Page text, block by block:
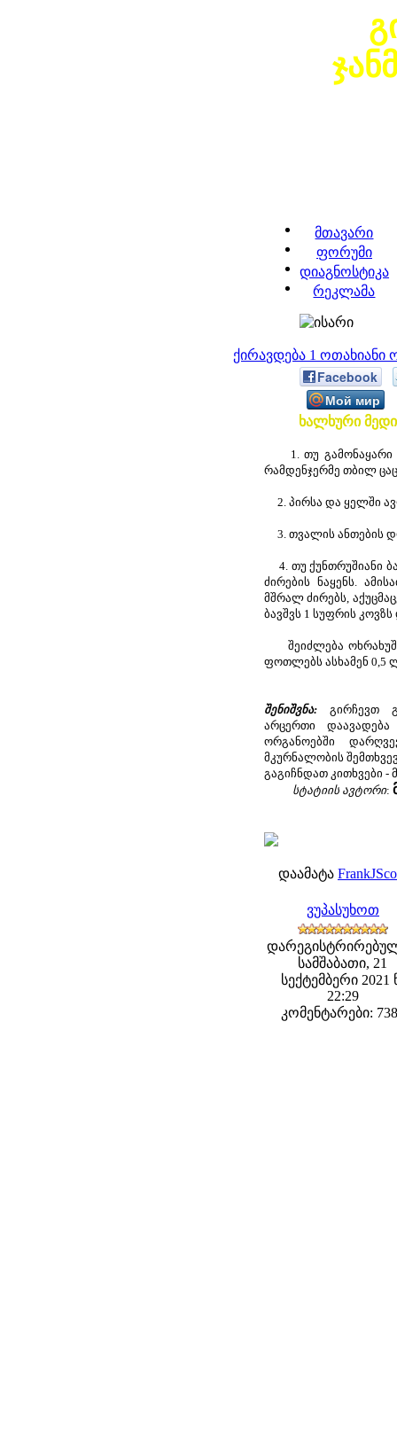
მთავარი
ფორუმი
დიაგნოსტიკა
რეკლამა
ქირავდება 1
Facebook
Мой мир
ხალხური
1. თუ გამონაყარი
რამდენჯერმე თბილ
2. პირსა და ყელში
3. თვალის ანთების
4. თუ ქუნთრუშიანი
ძირების ნაყენს.
მშრალ ძირებს,
ბავშვს 1 სუფრის
შეიძლება
ფოთლებს ასხამენ 0,5
შენიშვნა: გირჩევთ
არცერთი
ორგანოებში
მკურნალობის
გაგიჩნდათ კითხვები -
სტატიის ავტორი:
დაამატა
ვუპასუხოთ
სამშაბათი, 21
სექტემბერი 2021
22:29
კომენტარები: